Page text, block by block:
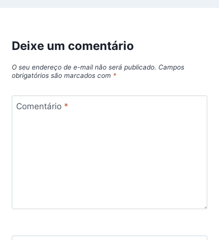
Deixe um comentário
O seu endereço de e-mail não será publicado. Campos
obrigatórios são marcados com *
Comentário *